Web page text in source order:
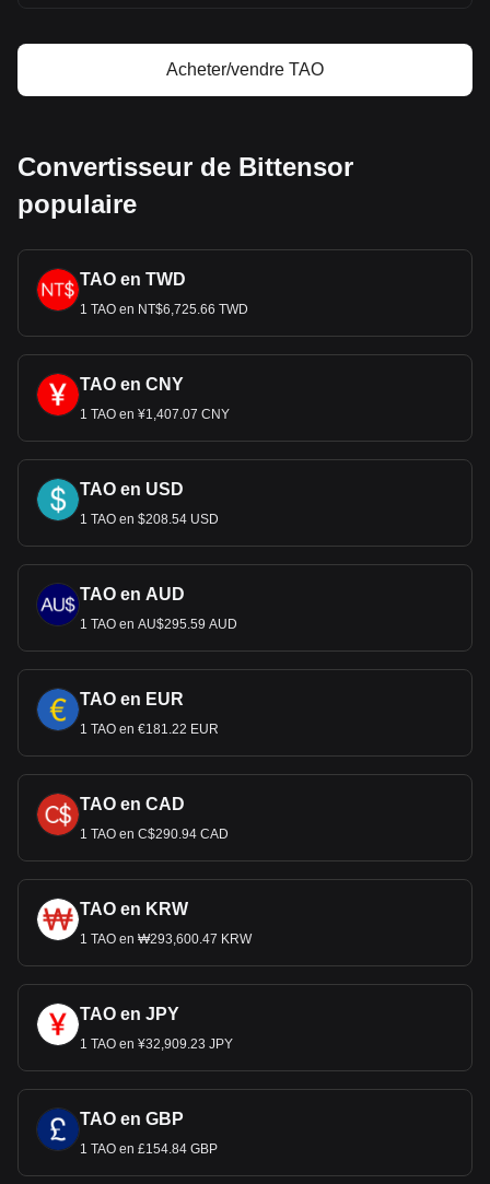
Acheter/vendre TAO
Convertisseur de Bittensor
populaire
TAO en TWD
1 TAO en NT$6,725.66 TWD
TAO en CNY
1 TAO en ¥1,407.07 CNY
TAO en USD
1 TAO en $208.54 USD
TAO en AUD
1 TAO en AU$295.59 AUD
TAO en EUR
1 TAO en €181.22 EUR
TAO en CAD
1 TAO en C$290.94 CAD
TAO en KRW
1 TAO en ₩293,600.47 KRW
TAO en JPY
1 TAO en ¥32,909.23 JPY
TAO en GBP
1 TAO en £154.84 GBP